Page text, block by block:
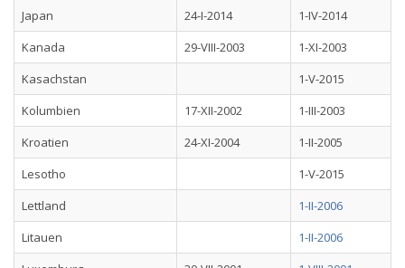
Japan
24-I-2014
1-IV-2014
Kanada
29-VIII-2003
1-XI-2003
Kasachstan
1-V-2015
Kolumbien
17-XII-2002
1-III-2003
Kroatien
24-XI-2004
1-II-2005
Lesotho
1-V-2015
Lettland
1-II-2006
Litauen
1-II-2006